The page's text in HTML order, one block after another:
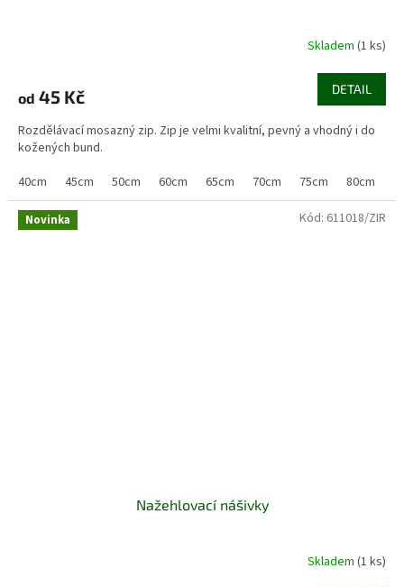
Skladem (1 ks)
od 45 Kč DETAIL
Rozdělávací mosazný zip. Zip je velmi kvalitní, pevný a vhodný i do
kožených bund.
40cm
45cm 50cm 60cm 65cm 70cm 75cm 80cm
Novinka
Nažehlovací nášivky
Skladem (1 ks)
Kód: 611018/ZIR